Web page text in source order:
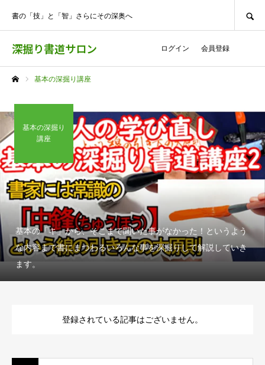
深掘り書道サロン
書の「技」と「智」さらにその深奥へ
ログイン 会員登録
基本の深掘り講座
基本の深掘り
講座
基本の「キ」から、そこまで聞いた事がなかった！というよう
な内容まで書にまつわるいろんな事を深掘りして解説していき
ます。
登録されている記事はございません。